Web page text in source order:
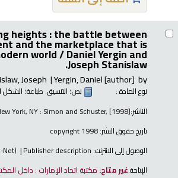
heights : the battle between
and the marketplace that is
world /Daniel Yergin and
Joseph Stanislaw.
by
Yergin, Daniel[author]
Joseph
نوع المادة : نص؛ التنسيق: طباعة؛ الشكل
الناشر:York, NY : Simon and Schuster, [1998]
تاريخ حقوق النشر:
الوصول إلى الانترنت: Publisher description
Net)
الإتاحة:غير متاح: مكتبة اتحاد الإمارات : داخل